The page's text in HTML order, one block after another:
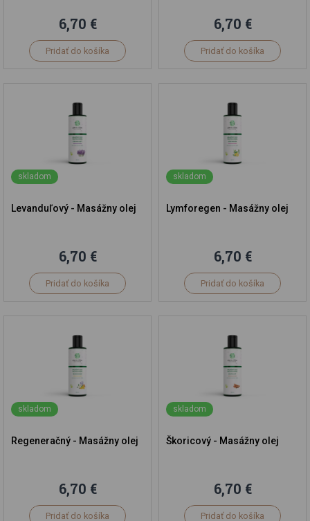
6,70 €
Pridať do košíka
6,70 €
Pridať do košíka
skladom
Levanduľový - Masážny olej
6,70 €
Pridať do košíka
skladom
Lymforegen - Masážny olej
6,70 €
Pridať do košíka
skladom
Regeneračný - Masážny olej
6,70 €
Pridať do košíka
skladom
Škoricový - Masážny olej
6,70 €
Pridať do košíka